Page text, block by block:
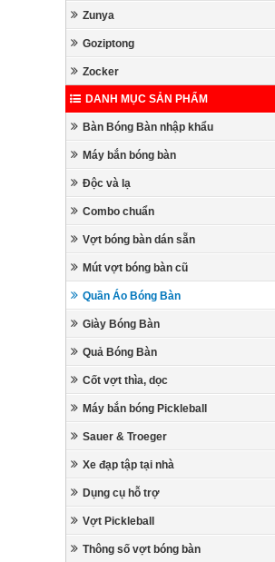
Zunya
Goziptong
Zocker
DANH MỤC SẢN PHẨM
Bàn Bóng Bàn nhập khẩu
Máy bắn bóng bàn
Độc và lạ
Combo chuẩn
Vợt bóng bàn dán sẵn
Mút vợt bóng bàn cũ
Quần Áo Bóng Bàn
Giày Bóng Bàn
Quả Bóng Bàn
Cốt vợt thìa, dọc
Máy bắn bóng Pickleball
Sauer & Troeger
Xe đạp tập tại nhà
Dụng cụ hỗ trợ
Vợt Pickleball
Thông số vợt bóng bàn